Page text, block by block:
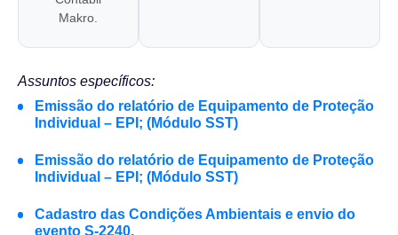
Makro.
Assuntos específicos:
Emissão do relatório de Equipamento de Proteção
Individual – EPI; (Módulo SST)
Emissão do relatório de Equipamento de Proteção
Individual – EPI; (Módulo SST)
Cadastro das Condições Ambientais e envio do
evento S-2240.